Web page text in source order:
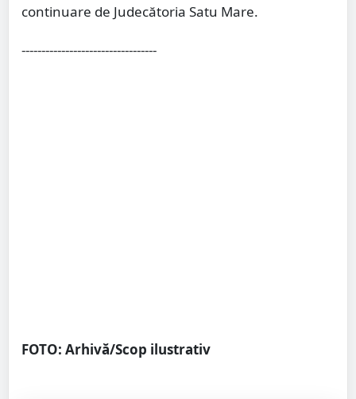
continuare de Judecătoria Satu Mare.
----------------------------------
FOTO: Arhivă/Scop ilustrativ